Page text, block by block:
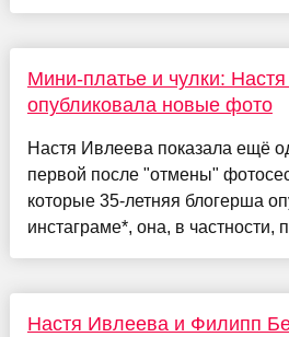
Мини-платье и чулки:
опубликовала новые фото
Настя Ивлеева показала ещё
первой после "отмены"
которые 35-летняя блогерша
инстаграме*, она, в частности,
Настя Ивлеева и Филипп